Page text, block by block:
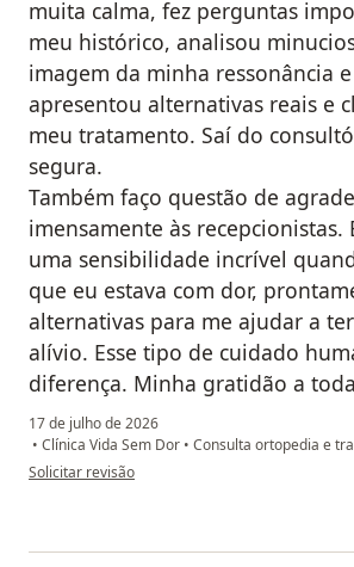
muita calma, fez perguntas
meu histórico, analisou
imagem da minha ressonância
apresentou alternativas reais e
meu tratamento. Saí do
segura.
​Também faço questão de
imensamente às recepcionistas.
uma sensibilidade incrível
que eu estava com dor,
alternativas para me ajudar a
alívio. Esse tipo de cuidado
diferença. Minha gratidão a
17 de julho de 2026
• Clínica Vida Sem Dor • Consulta ortopedia e
na opinião do utilizador Z.S
Solicitar revisão